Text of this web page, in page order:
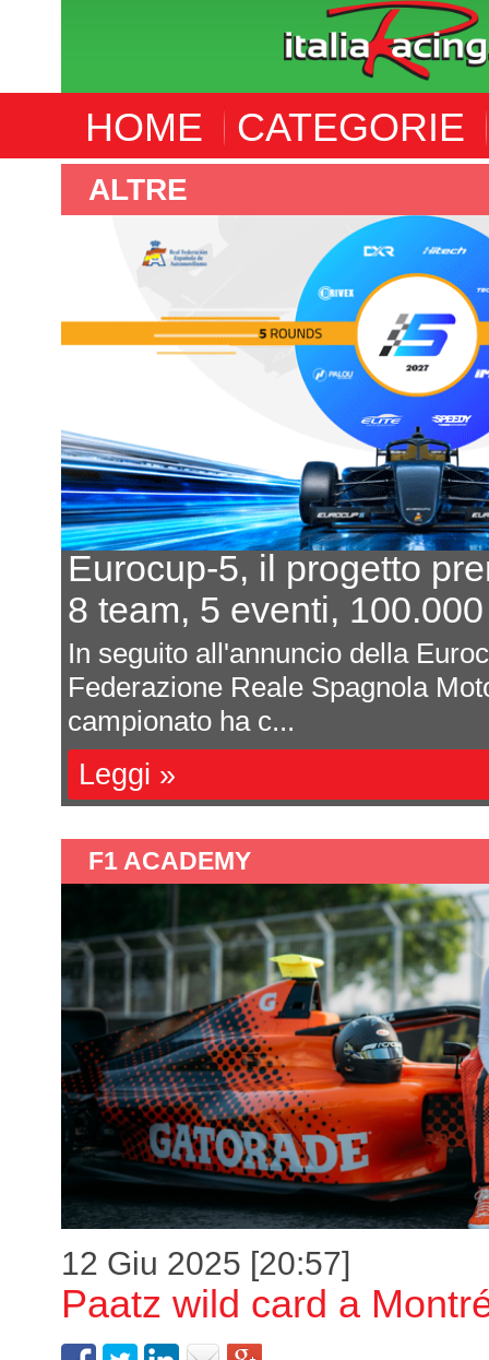
HOME CATEGORIE
ALTRE
Eurocup-5, il progetto
8 team, 5 eventi,
In seguito all'annuncio della
Federazione Reale Spagnola
campionato ha c...
Leggi »
F1 ACADEMY
12 Giu 2025 [20:57]
Paatz wild card a